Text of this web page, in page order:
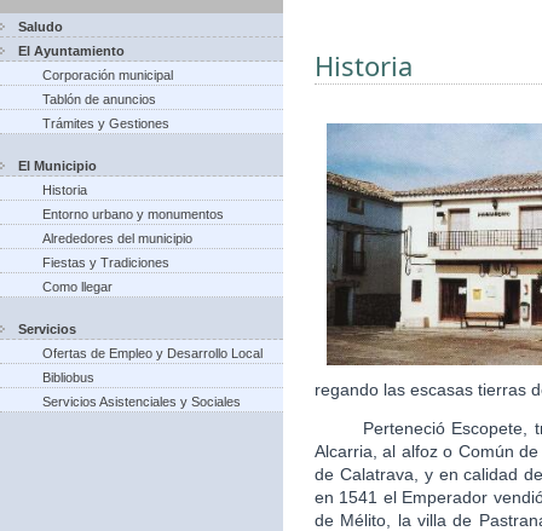
Saludo
El Ayuntamiento
Corporación municipal
Tablón de anuncios
Trámites y Gestiones
El Municipio
Historia
Entorno urbano y monumentos
Alrededores del municipio
Fiestas y Tradiciones
Como llegar
Servicios
Ofertas de Empleo y Desarrollo Local
Bibliobus
Servicios Asistenciales y Sociales
Historia
regando las escasas tierras
Perteneció Escopete,
Alcarria, al alfoz o Común
de Calatrava, y en calidad
en 1541 el Emperador
de Mélito, la villa de